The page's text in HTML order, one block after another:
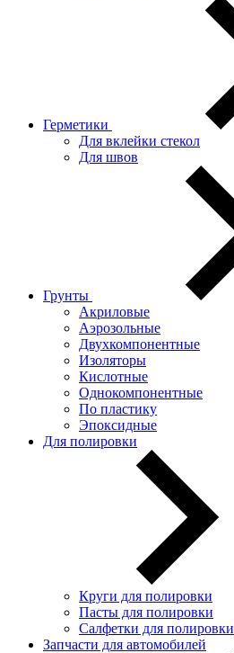
Герметики
Для вклейки стекол
Для швов
Грунты
Акриловые
Аэрозольные
Двухкомпонентные
Изоляторы
Кислотные
Однокомпонентные
По пластику
Эпоксидные
Для полировки
Круги для полировки
Пасты для полировки
Салфетки для полировки
Запчасти для автомобилей